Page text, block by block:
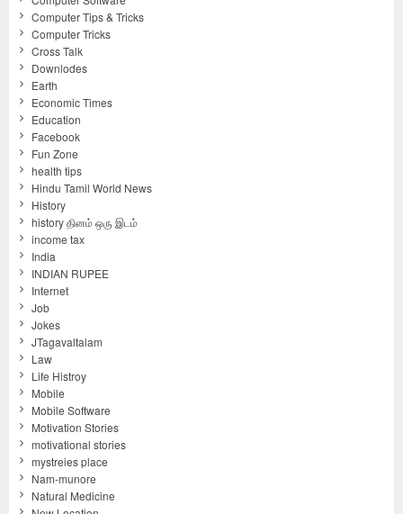
Computer Tips & Tricks
Computer Tricks
Cross Talk
Downlodes
Earth
Economic Times
Education
Facebook
Fun Zone
health tips
Hindu Tamil World News
History
history தினம் ஒரு இடம்
income tax
India
INDIAN RUPEE
Internet
Job
Jokes
JTagavaltalam
Law
Life Histroy
Mobile
Mobile Software
Motivation Stories
motivational stories
mystreies place
Nam-munore
Natural Medicine